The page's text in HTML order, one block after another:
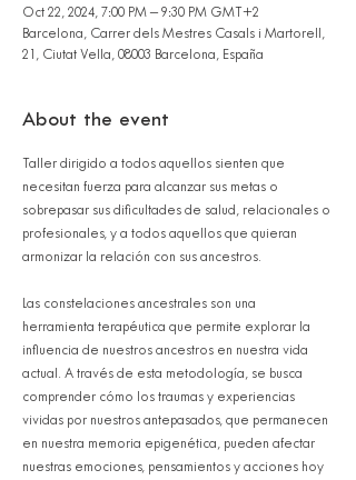
Oct 22, 2024, 7:00 PM – 9:30 PM GMT+2
Barcelona, Carrer dels Mestres Casals i Martorell,
21, Ciutat Vella, 08003 Barcelona, España
About the event
Taller dirigido a todos aquellos sienten que
necesitan fuerza para alcanzar sus metas o
sobrepasar sus dificultades de salud, relacionales o
profesionales, y a todos aquellos que quieran
armonizar la relación con sus ancestros.
Las constelaciones ancestrales son una
herramienta terapéutica que permite explorar la
influencia de nuestros ancestros en nuestra vida
actual. A través de esta metodología, se busca
comprender cómo los traumas y experiencias
vividas por nuestros antepasados, que permanecen
en nuestra memoria epigenética, pueden afectar
nuestras emociones, pensamientos y acciones hoy